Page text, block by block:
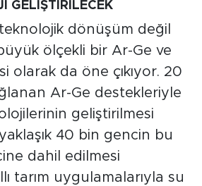
GELİŞTİRİLECEK
dönüşüm değil
ölçekli bir Ar-Ge ve
olarak da öne çıkıyor. 20
Ar-Ge destekleriyle
geliştirilmesi
40 bin gencin bu
dahil edilmesi
tarım uygulamalarıyla su